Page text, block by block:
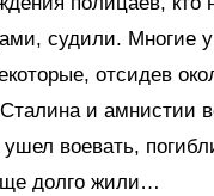
судили. Многие
отсидев
и амнистии
воевать,
долго жили…